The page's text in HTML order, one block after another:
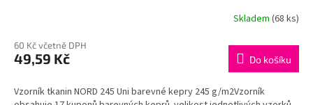
R
M
A
Skladem (68 ks)
60 Kč včetně DPH
49,59 Kč Do košíku
Vzorník tkanin NORD 245 Uni barevné kepry 245 g/m2Vzorník